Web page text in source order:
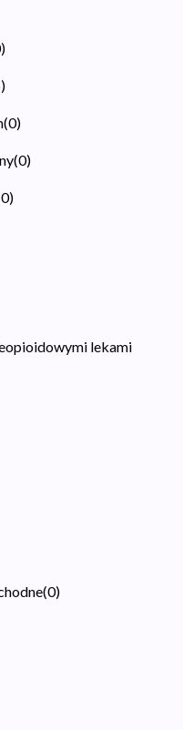
)
)
(0)
(0)
0)
lekami
(0)